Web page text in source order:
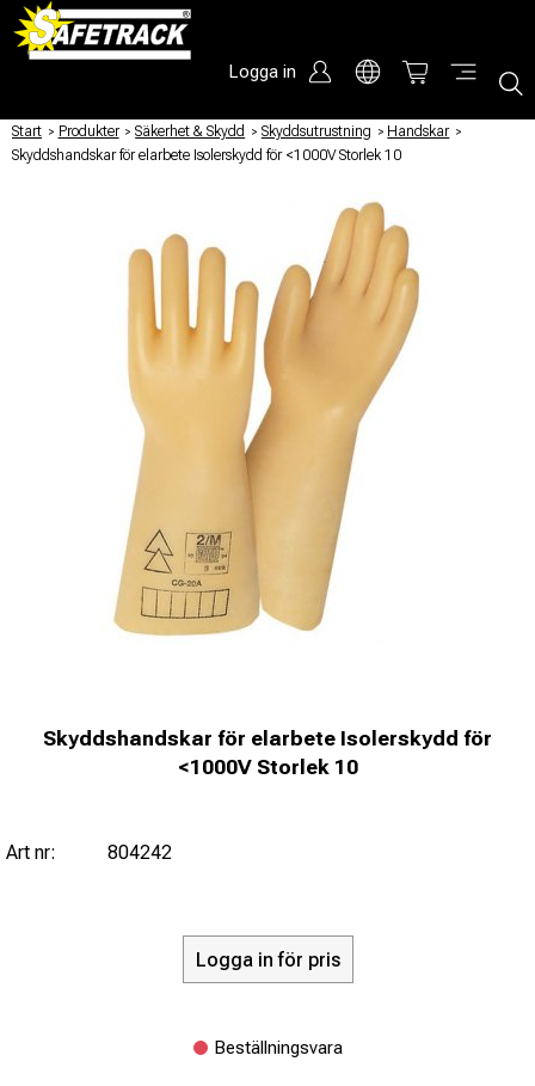
Logga in
Start / Produkter / Säkerhet & Skydd / Skyddsutrustning / Handskar /
Skyddshandskar för elarbete Isolerskydd för <1000V Storlek 10
Skyddshandskar för elarbete Isolerskydd för
<1000V Storlek 10
Art nr: 804242
Logga in för pris
Beställningsvara